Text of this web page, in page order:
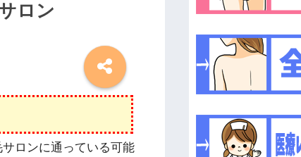
ロン
ロンに通っている可能